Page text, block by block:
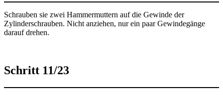
Schrauben sie zwei Hammermuttern auf die Gewinde der
Zylinderschrauben. Nicht anziehen, nur ein paar Gewindegänge
darauf drehen.
Schritt 11/23